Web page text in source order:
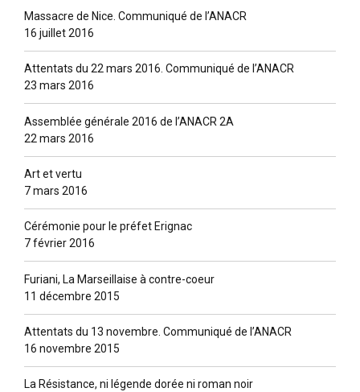
Massacre de Nice. Communiqué de l’ANACR
16 juillet 2016
Attentats du 22 mars 2016. Communiqué de l’ANACR
23 mars 2016
Assemblée générale 2016 de l’ANACR 2A
22 mars 2016
Art et vertu
7 mars 2016
Cérémonie pour le préfet Erignac
7 février 2016
Furiani, La Marseillaise à contre-coeur
11 décembre 2015
Attentats du 13 novembre. Communiqué de l’ANACR
16 novembre 2015
La Résistance, ni légende dorée ni roman noir